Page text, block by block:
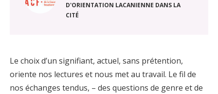
D'ORIENTATION LACANIENNE DANS LA
CITÉ
Le choix d’un signifiant, actuel, sans prétention,
oriente nos lectures et nous met au travail. Le fil de
nos échanges tendus, – des questions de genre et de